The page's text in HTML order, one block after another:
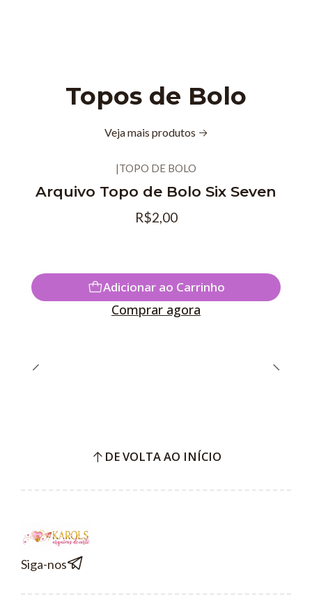
Topos de Bolo
Veja mais produtos
|TOPO DE BOLO
Arquivo Topo de Bolo Six Seven
R$2,00
Adicionar ao Carrinho
Comprar agora
DE VOLTA AO INÍCIO
Siga-nos